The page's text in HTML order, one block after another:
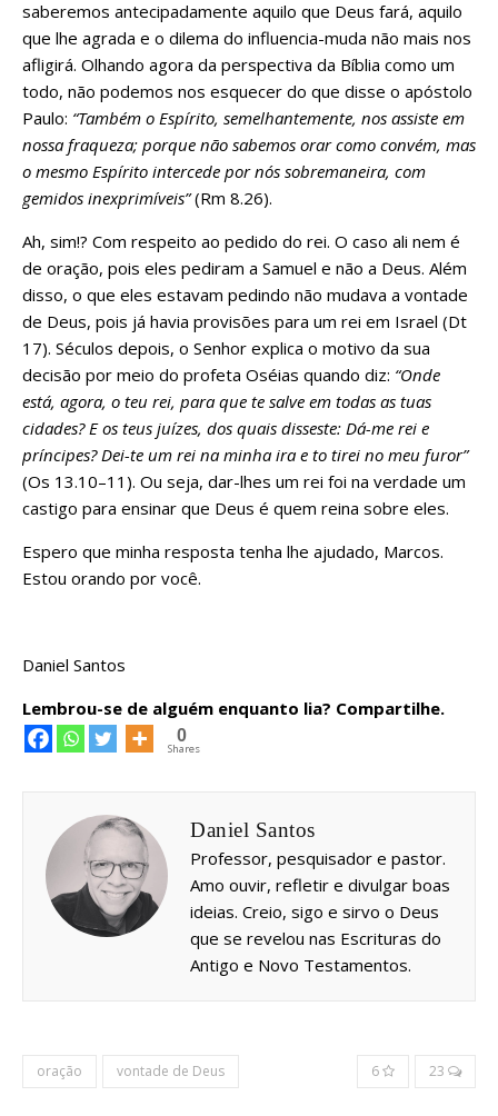
saberemos antecipadamente aquilo que Deus fará, aquilo
que lhe agrada e o dilema do influencia-muda não mais nos
afligirá. Olhando agora da perspectiva da Bíblia como um
todo, não podemos nos esquecer do que disse o apóstolo
Paulo: “Também o Espírito, semelhantemente, nos assiste em
nossa fraqueza; porque não sabemos orar como convém, mas
o mesmo Espírito intercede por nós sobremaneira, com
gemidos inexprimíveis”(Rm 8.26).
Ah, sim!? Com respeito ao pedido do rei. O caso ali nem é
de oração, pois eles pediram a Samuel e não a Deus. Além
disso, o que eles estavam pedindo não mudava a vontade
de Deus, pois já havia provisões para um rei em Israel (Dt
17). Séculos depois, o Senhor explica o motivo da sua
decisão por meio do profeta Oséias quando diz: “Onde
está, agora, o teu rei, para que te salve em todas as tuas
cidades? E os teus juízes, dos quais disseste: Dá-me rei e
príncipes? Dei-te um rei na minha ira e to tirei no meu furor”
(Os 13.10–11). Ou seja, dar-lhes um rei foi na verdade um
castigo para ensinar que Deus é quem reina sobre eles.
Espero que minha resposta tenha lhe ajudado, Marcos.
Estou orando por você.
Daniel Santos
Lembrou-se de alguém enquanto lia? Compartilhe.
0
Shares
Daniel Santos
Professor, pesquisador e pastor.
Amo ouvir, refletir e divulgar boas
ideias. Creio, sigo e sirvo o Deus
que se revelou nas Escrituras do
Antigo e Novo Testamentos.
oração vontade de Deus 6 23